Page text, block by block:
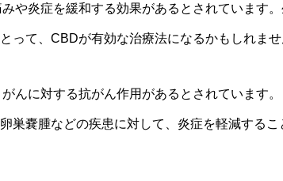
や炎症を緩和する効果があるとされています
って、CBDが有効な治療法になるかもしれませ
んに対する抗がん作用があるとされています
巣嚢腫などの疾患に対して、炎症を軽減する